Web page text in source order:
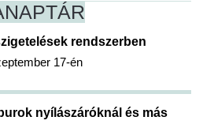
NAPTÁR
rendszerben
17-én
nyílászáróknál és más